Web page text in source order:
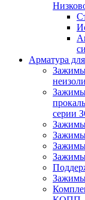
Арматура
Зажимы
Зажимы
серии
Зажимы